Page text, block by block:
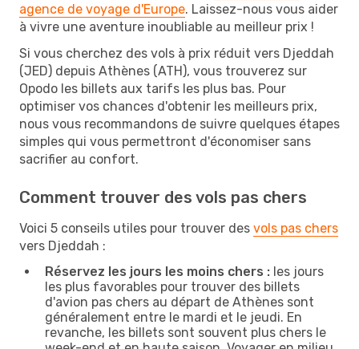
agence de voyage d'Europe. Laissez-nous vous aider
à vivre une aventure inoubliable au meilleur prix !
Si vous cherchez des vols à prix réduit vers Djeddah
(JED) depuis Athènes (ATH), vous trouverez sur
Opodo les billets aux tarifs les plus bas. Pour
optimiser vos chances d'obtenir les meilleurs prix,
nous vous recommandons de suivre quelques étapes
simples qui vous permettront d'économiser sans
sacrifier au confort.
Comment trouver des vols pas chers
Voici 5 conseils utiles pour trouver des vols pas chers
vers Djeddah :
Réservez les jours les moins chers : les jours
les plus favorables pour trouver des billets
d'avion pas chers au départ de Athènes sont
généralement entre le mardi et le jeudi. En
revanche, les billets sont souvent plus chers le